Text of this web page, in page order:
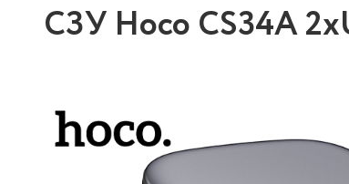
СЗУ Hoco CS34A